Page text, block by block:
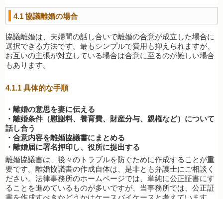
4.1協議離婚の場合
協議離婚は、夫婦間の話し合いで離婚の合意が成立した場合に
選択できる方法です。最もシンプルで費用も抑えられますが、
お互いの主張が対立している場合は合意に至るのが難しい場合
もあります。
4.1.1具体的な手順
・離婚の意思を妻に伝える
・離婚条件（慰謝料、養育費、財産分与、親権など）について
話し合う
・合意内容を離婚協議書にまとめる
・離婚届に署名押印し、役所に提出する
離婚協議書は、後々のトラブルを防ぐために作成することが重
要です。離婚協議書の作成自体は、是非とも弁護士にご相談く
ださい。法律事務所のホームページでは、単純に公正証書にす
ることを進めているものが多いですが、当事務所では、公正証
書を作成すべきかどうかはケースバイケースと考えています。